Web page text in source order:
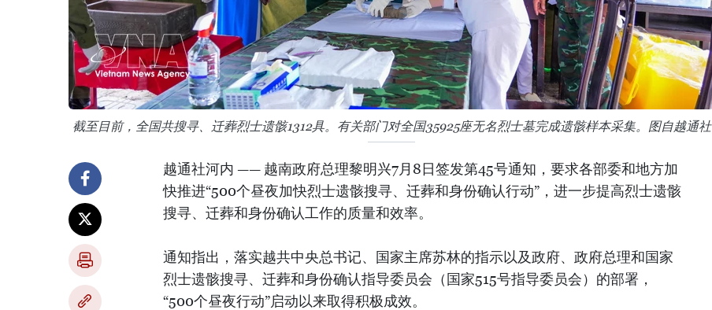
截至目前，全国共搜寻、迁葬烈士遗骸1312具。有关部门对全国35925座无名烈士墓完成遗骸样本采集。图自越通社
越通社河内 —— 越南政府总理黎明兴7月8日签发第45号通知，要求各部委和地方加
快推进“500个昼夜加快烈士遗骸搜寻、迁葬和身份确认行动”，进一步提高烈士遗骸
搜寻、迁葬和身份确认工作的质量和效率。
通知指出，落实越共中央总书记、国家主席苏林的指示以及政府、政府总理和国家
烈士遗骸搜寻、迁葬和身份确认指导委员会（国家515号指导委员会）的部署，
“500个昼夜行动”启动以来取得积极成效。